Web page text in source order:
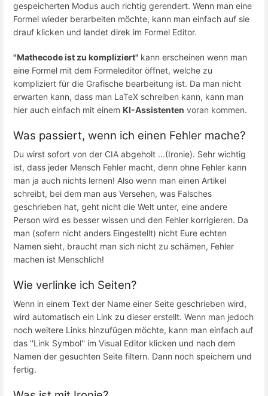
gespeicherten Modus auch richtig gerendert. Wenn man eine
Formel wieder berarbeiten möchte, kann man einfach auf sie
drauf klicken und landet direk im Formel Editor.
"Mathecode ist zu kompliziert" kann erscheinen wenn man
eine Formel mit dem Formeleditor öffnet, welche zu
kompliziert für die Grafische bearbeitung ist. Da man nicht
erwarten kann, dass man LaTeX schreiben kann, kann man
hier auch einfach mit einem KI-Assistenten voran kommen.
Was passiert, wenn ich einen Fehler mache?
Du wirst sofort von der CIA abgeholt ...(Ironie). Sehr wichtig
ist, dass jeder Mensch Fehler macht, denn ohne Fehler kann
man ja auch nichts lernen! Also wenn man einen Artikel
schreibt, bei dem man aus Versehen, was Falsches
geschrieben hat, geht nicht die Welt unter, eine andere
Person wird es besser wissen und den Fehler korrigieren. Da
man (sofern nicht anders Eingestellt) nicht Eure echten
Namen sieht, braucht man sich nicht zu schämen, Fehler
machen ist Menschlich!
Wie verlinke ich Seiten?
Wenn in einem Text der Name einer Seite geschrieben wird,
wird automatisch ein Link zu dieser erstellt. Wenn man jedoch
noch weitere Links hinzufügen möchte, kann man einfach auf
das ''Link Symbol'' im Visual Editor klicken und nach dem
Namen der gesuchten Seite filtern. Dann noch speichern und
fertig.